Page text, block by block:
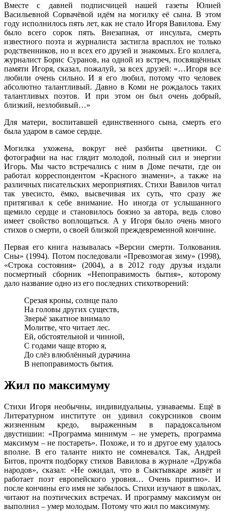
Вместе с давней подписчицей нашей газеты Юлией
Васильевной Сорвачёвой идём на могилку её сына. В этом
году исполнилось пять лет, как не стало Игоря Вавилова. Ему
было всего сорок пять. Внезапная, от инсульта, смерть
известного поэта и журналиста застигла врасплох не только
родственников, но и всех его друзей и знакомых. Его коллега,
журналист Борис Суранов, на одной из встреч, посвящённых
памяти Игоря, сказал, пожалуй, за всех друзей: «…Игоря все
любили очень сильно. И я его любил, потому что человек
абсолютно талантливый. Давно в Коми не рождалось таких
талантливых поэтов. И при этом он был очень добрый,
близкий, незлобивый…»
Для матери, воспитавшей единственного сына, смерть его
была ударом в самое сердце.
Могилка ухожена, вокруг неё разбиты цветники. С
фотографии на нас глядит молодой, полный сил и энергии
Игорь. Мы часто встречались с ним в Доме печати, где он
работал корреспондентом «Красного знамени», а также на
различных писательских мероприятиях. Стихи Вавилов читал
так увесисто, ёмко, высвечивая их суть, что сразу же
притягивал к себе внимание. Но иногда от услышанного
щемило сердце и становилось боязно за автора, ведь слово
имеет свойство воплощаться. А у Игоря было очень много
стихов о смерти, о своей близкой преждевременной кончине.
Первая его книга называлась «Версии смерти. Толкования.
Сны» (1994). Потом последовали «Превозмогая зиму» (1998),
«Строка состояния» (2004), а в 2012 году друзья издали
посмертный сборник «Непоправимость бытия», которому
дало название одно из его последних стихотворений:
Срезая кроны, солнце пало
На головы других существ,
Зверьё закатное внимало
Молитве, что читает лес.
Ей, обстоятельной и чинной,
С годами чаще вторю я,
До слёз влюблённый дурачина
В непоправимость бытия.
Жил по максимуму
Стихи Игоря необычны, индивидуальны, узнаваемы. Ещё в
Литературном институте он удивил сокурсников своим
жизненным кредо, выраженным в парадоксальном
двустишии: «Программа минимум – не умереть, программа
максимум – не постареть». Похоже, и то и другое ему удалось
вполне. В его таланте никто не сомневался. Так, Андрей
Битов, прочтя подборку стихов Вавилова в журнале «Дружба
народов», сказал: «Не ожидал, что в Сыктывкаре живёт и
работает поэт европейского уровня… Очень приятно». И
после кончины его имя не забылось. Стихи изучают в школах,
читают на поэтических встречах. И программу максимум он
выполнил – умер молодым. Потому что жил по максимуму.